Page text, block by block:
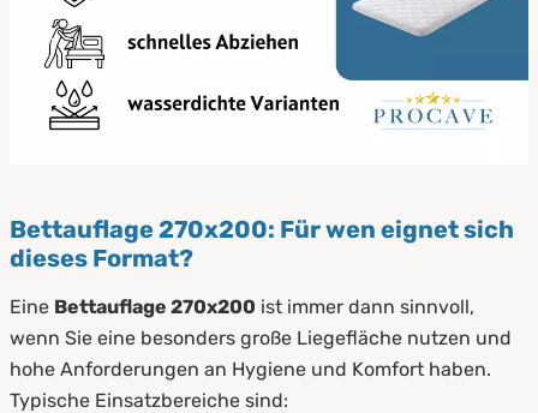
Bettauflage 270x200: Für wen eignet sich
dieses Format?
Eine Bettauflage 270x200 ist immer dann sinnvoll,
wenn Sie eine besonders große Liegefläche nutzen und
hohe Anforderungen an Hygiene und Komfort haben.
Typische Einsatzbereiche sind: